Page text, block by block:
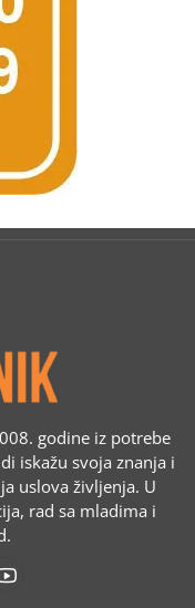
godine iz potrebe
iskažu svoja znanja i
uslova življenja. U
rad sa mladima i